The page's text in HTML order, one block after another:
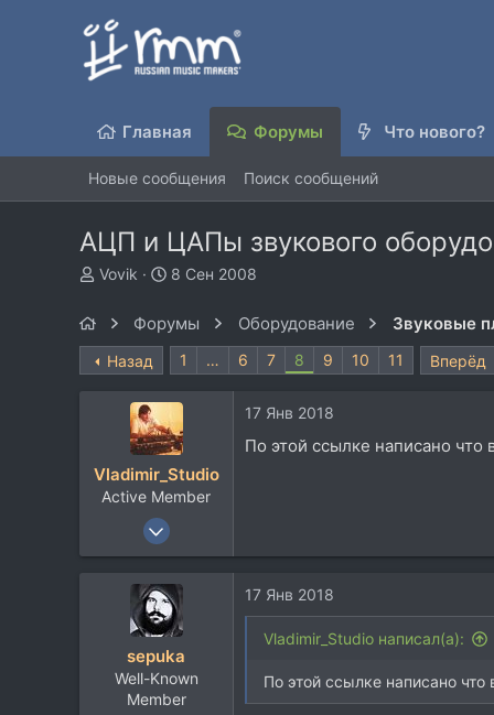
Главная Форумы Что нового?
Новые сообщения Поиск сообщений
АЦП и ЦАПы звукового
А
р
т
Vovik
Д
а
а
ч
а
л
а
8 Сен 2008
Форумы Оборудование Звуковые
Назад 1 … 6 7 8 9 10 11 Вперёд
Vladimir_Studio
Active Member
3 Фев 2012
17 Янв 2018
По этой ссылке написано что
sepuka
Well-Known
Member
17 Янв 2018
Vladimir_Studio написал(а):
По этой ссылке написано